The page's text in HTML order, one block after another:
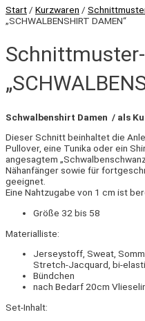
Start / Kurzwaren /
„SCHWALBENSHIRT DAMEN“
Schwalbenshirt Damen / als
Dieser Schnitt beinhaltet die
Pullover, eine Tunika oder ein
angesagtem
Nähanfänger sowie für
geeignet.
Eine Nahtzugabe von 1 cm ist
Größe 32 bis 58
Materialliste:
Jerseystoff, Sweat,
Stretch-Jacquard, bi-
Bündchen
nach Bedarf 20cm
Set-Inhalt: